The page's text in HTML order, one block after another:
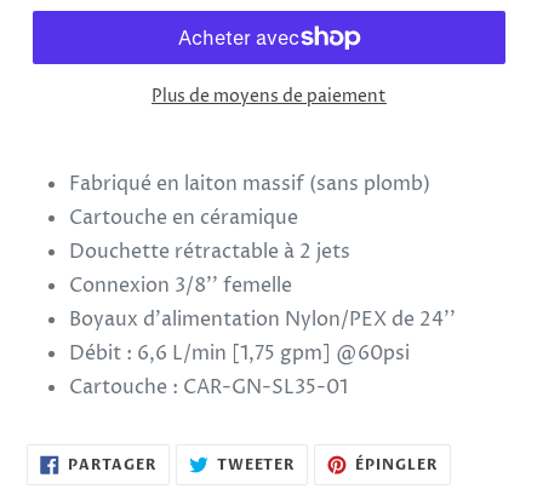
Plus de moyens de paiement
produit
votre
panier
Fabriqué en laiton massif (sans plomb)
Cartouche en céramique
Douchette rétractable à 2 jets
Connexion 3/8'' femelle
Boyaux d'alimentation Nylon/PEX de 24''
Débit : 6,6 L/min [1,75 gpm] @60psi
Cartouche : CAR-GN-SL35-01
PARTAGERPARTAGER
SUR
TWEETER TWEETERÉPINGLER